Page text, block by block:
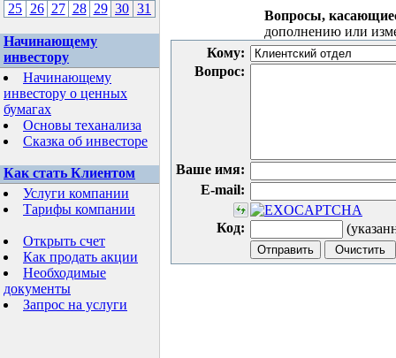
25 26 27 28 29 30 31
Начинающему
инвестору
Начинающему
инвестору о ценных
бумагах
Основы теханализа
Сказка об инвесторе
Как стать Клиентом
Услуги компании
Тарифы компании
Открыть счет
Как продать акции
Необходимые
документы
Запрос на услуги
Вопросы,
дополнению или
Кому:
Вопрос:
Ваше имя:
E-mail:
Код: